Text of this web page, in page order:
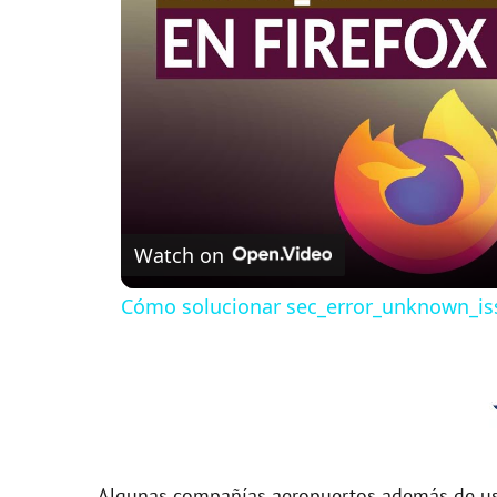
Watch on
Cómo solucionar